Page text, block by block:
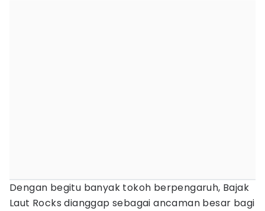
Dengan begitu banyak tokoh berpengaruh, Bajak
Laut Rocks dianggap sebagai ancaman besar bagi